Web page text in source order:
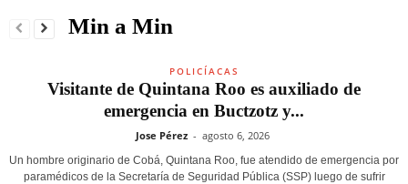
Min a Min
POLICÍACAS
Visitante de Quintana Roo es auxiliado de
emergencia en Buctzotz y...
Jose Pérez - agosto 6, 2026
Un hombre originario de Cobá, Quintana Roo, fue atendido de emergencia por
paramédicos de la Secretaría de Seguridad Pública (SSP) luego de sufrir